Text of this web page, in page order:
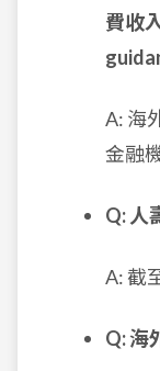
費收
A: 海
金融
Q: 人
A: 截
Q: 海